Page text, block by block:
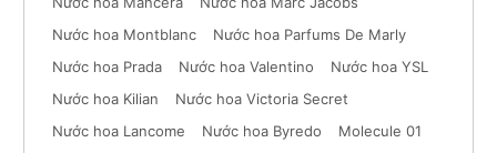
Nước hoa Montblanc
Nước hoa Parfums De Marly
Nước hoa Prada
Nước hoa Valentino
Nước hoa YSL
Nước hoa Kilian
Nước hoa Victoria Secret
Nước hoa Lancome
Nước hoa Byredo
Molecule 01